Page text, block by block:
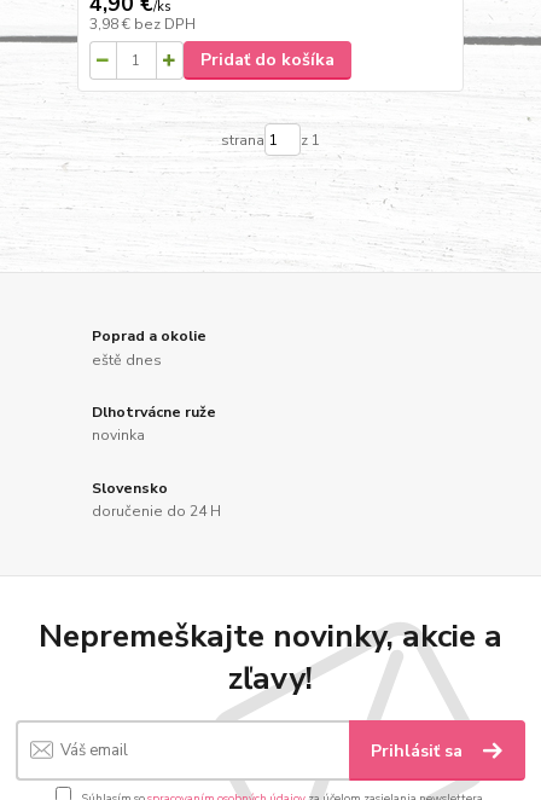
/ks
3,98 € bez DPH
Pridať do košíka
strana z 1
Poprad a okolie
eště dnes
Dlhotrvácne ruže
novinka
Slovensko
doručenie do 24 H
Nepremeškajte novinky, akcie a
zľavy!
Prihlásiť sa